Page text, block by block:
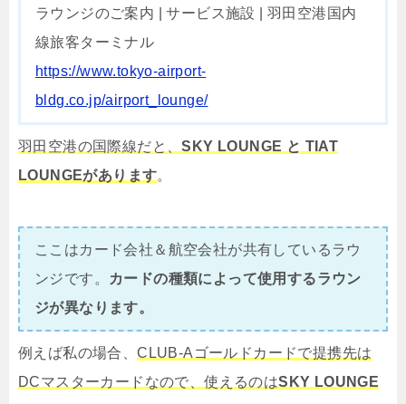
ラウンジのご案内 | サービス施設 | 羽田空港国内
線旅客ターミナル
https://www.tokyo-airport-
bldg.co.jp/airport_lounge/
羽田空港の国際線だと、SKY LOUNGE と TIAT
LOUNGEがあります。
ここはカード会社＆航空会社が共有しているラウ
ンジです。
カードの種類によって使用するラウン
ジが異なります。
例えば私の場合、CLUB-Aゴールドカードで提携先は
DCマスターカードなので、使えるのはSKY LOUNGE